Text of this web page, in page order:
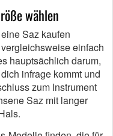
wählen
Saz kaufen
einfach
hauptsächlich darum,
infrage kommt und
zum Instrument
Saz mit langer